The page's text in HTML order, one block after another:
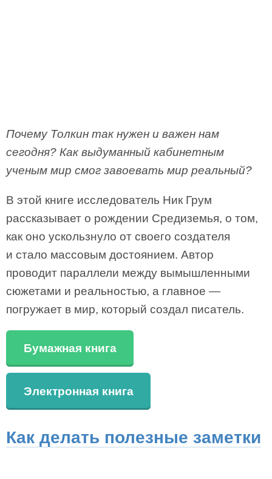
Почему Толкин так нужен и важен нам
сегодня? Как выдуманный кабинетным
ученым мир смог завоевать мир реальный?
В этой книге исследователь Ник Грум
рассказывает о рождении Средиземья, о том,
как оно ускользнуло от своего создателя
и стало массовым достоянием. Автор
проводит параллели между вымышленными
сюжетами и реальностью, а главное —
погружает в мир, который создал писатель.
Бумажная книга
Электронная книга
Как делать полезные заметки